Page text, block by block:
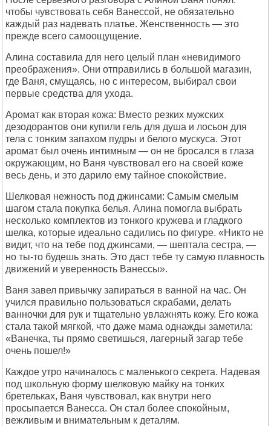
чтобы чувствовать себя Ванессой, не обязательно
каждый раз надевать платье. Женственность — это
прежде всего самоощущение.
Алина составила для него целый план «невидимого
преображения». Они отправились в большой магазин,
где Ваня, смущаясь, но с интересом, выбирал свои
первые средства для ухода.
Аромат как вторая кожа: Вместо резких мужских
дезодорантов они купили гель для душа и лосьон для
тела с тонким запахом пудры и белого мускуса. Этот
аромат был очень интимным — он не бросался в глаза
окружающим, но Ваня чувствовал его на своей коже
весь день, и это дарило ему тайное спокойствие.
Шелковая нежность под джинсами: Самым смелым
шагом стала покупка белья. Алина помогла выбрать
несколько комплектов из тонкого кружева и гладкого
шелка, которые идеально садились по фигуре. «Никто не
видит, что на тебе под джинсами, — шептала сестра, —
но ты-то будешь знать. Это даст тебе ту самую плавность
движений и уверенность Ванессы».
Ваня завел привычку запираться в ванной на час. Он
учился правильно пользоваться скрабами, делать
ванночки для рук и тщательно увлажнять кожу. Его кожа
стала такой мягкой, что даже мама однажды заметила:
«Ванечка, ты прямо светишься, лагерный загар тебе
очень пошел!»
Каждое утро начиналось с маленького секрета. Надевая
под школьную форму шелковую майку на тонких
бретельках, Ваня чувствовал, как внутри него
просыпается Ванесса. Он стал более спокойным,
вежливым и внимательным к деталям.